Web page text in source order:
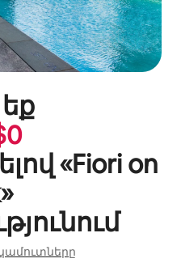
0
«Fiori on
»